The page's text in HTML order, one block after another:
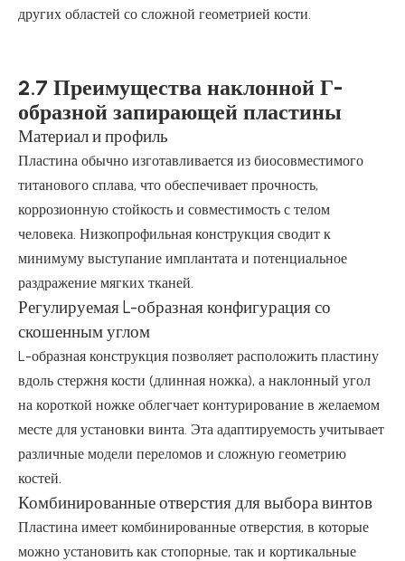
других областей со сложной геометрией кости.
2.7 Преимущества наклонной Г-
образной запирающей пластины
Материал и профиль
Пластина обычно изготавливается из биосовместимого
титанового сплава, что обеспечивает прочность,
коррозионную стойкость и совместимость с телом
человека. Низкопрофильная конструкция сводит к
минимуму выступание имплантата и потенциальное
раздражение мягких тканей.
Регулируемая L-образная конфигурация со
скошенным углом
L-образная конструкция позволяет расположить пластину
вдоль стержня кости (длинная ножка), а наклонный угол
на короткой ножке облегчает контурирование в желаемом
месте для установки винта. Эта адаптируемость учитывает
различные модели переломов и сложную геометрию
костей.
Комбинированные отверстия для выбора винтов
Пластина имеет комбинированные отверстия, в которые
можно установить как стопорные, так и кортикальные